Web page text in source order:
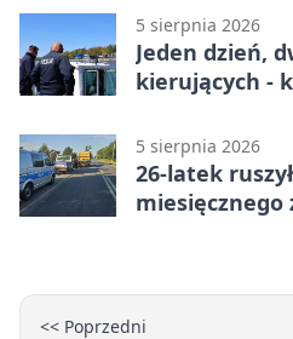
5 sierpnia 2026
Jeden dzień,
kierujących -
5 sierpnia 2026
26-latek
miesięcznego
<< Poprzedni